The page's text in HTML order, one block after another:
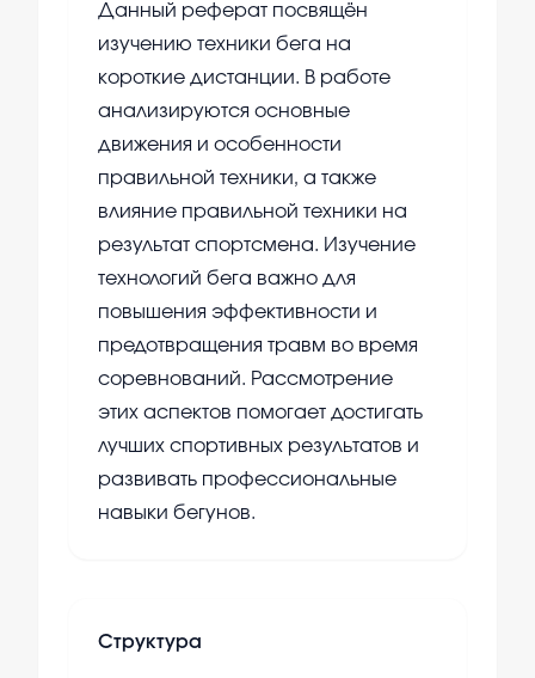
Данный реферат посвящён
изучению техники бега на
короткие дистанции. В работе
анализируются основные
движения и особенности
правильной техники, а также
влияние правильной техники на
результат спортсмена. Изучение
технологий бега важно для
повышения эффективности и
предотвращения травм во время
соревнований. Рассмотрение
этих аспектов помогает достигать
лучших спортивных результатов и
развивать профессиональные
навыки бегунов.
Структура